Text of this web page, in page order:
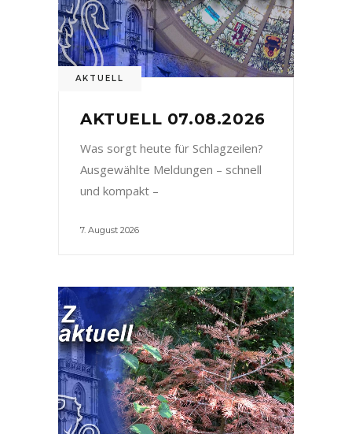
AKTUELL
AKTUELL 07.08.2026
Was sorgt heute für Schlagzeilen?
Ausgewählte Meldungen – schnell
und kompakt –
7. August 2026